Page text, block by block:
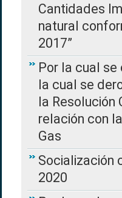
Cantidades
natural
2017”
Por la cual
la cual se
la Resolución
relación con
Gas
Socialización
2020